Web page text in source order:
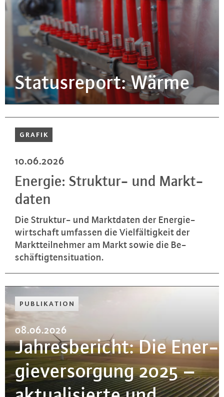
Sta­tus­re­port: Wärme
GRAFIK
10.06.2026
Energie: Struktur- und Markt­
da­ten
Die Struktur- und Markt­da­ten der En­er­gie­
wirt­schaft umfassen die Viel­fäl­tig­keit der
Markt­teil­neh­mer am Markt sowie die Be­
schäf­tig­ten­si­tua­ti­on.
PU­BLI­KA­TI­ON
08.06.2026
Jah­res­be­richt: Die En­er­
gie­ver­sor­gung 2025 –